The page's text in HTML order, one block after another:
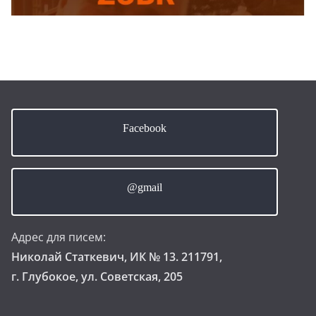
Facebook
@gmail
Адрес для писем:
Николай Статкевич, ИК № 13. 211791,
г. Глубокое, ул. Советская, 205